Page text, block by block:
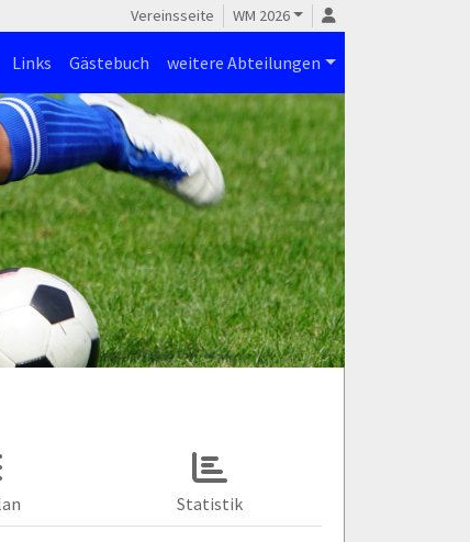
Vereinsseite WM 2026
Links Gästebuch weitere Abteilungen
Statistik